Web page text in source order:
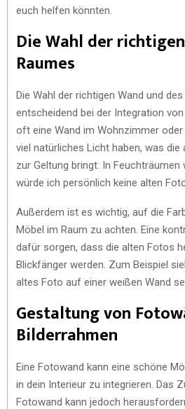
euch helfen könnten.
Die Wahl der
Raumes
Die Wahl der richtigen Wand und
entscheidend bei der Integration
oft eine Wand im Wohnzimmer
viel natürliches Licht haben, was
zur Geltung bringt. In
würde ich persönlich keine alten
Außerdem ist es wichtig, auf die
Möbel im Raum zu achten. Eine
dafür sorgen, dass die alten Fotos
Blickfänger werden. Zum Beispiel
altes Foto auf einer weißen Wand
Gestaltung von
Bilderrahmen
Eine Fotowand kann eine schöne
in dein Interieur zu integrieren. Das
Fotowand kann jedoch